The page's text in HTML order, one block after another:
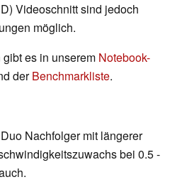
Videoschnitt sind jedoch
möglich.
es in unserem Notebook-
derBenchmarkliste.
Nachfolger mit längerer
bei 0.5 -